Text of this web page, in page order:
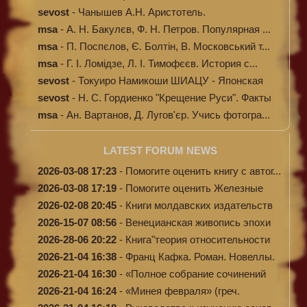
Происхождение...
sevost - Чанышев А.Н. Аристотель.
msa - А. Н. Бакулєв, Ф. Н. Петров. Популярная ...
msa - П. Поспєлов, Є. Болтін, В. Московський т...
msa - Г. І. Ломідзе, Л. І. Тимофєєв. История с...
sevost - Токуиро Намикоши ШИАЦУ - Японская
терапи...
sevost - Н. С. Гордиенко "Крещение Руси". Факты
п...
msa - Ан. Вартанов, Д. Лугов'єр. Учись фотогра...
LATEST FORUM NEWS
2026-03-08 17:23 - Помогите оценить книгу с автог...
2026-03-08 17:19 - Помогите оценить Железные
доро...
2026-02-08 20:45 - Книги молдавских издательств
2026-15-07 08:56 - Венецианская живопись эпохи
Во...
2026-28-06 20:22 - Книга"теория относительности
и...
2026-21-04 16:38 - Франц Кафка. Роман. Новеллы.
П...
2026-21-04 16:30 - «Полное собрание сочинений
А.Н...
2026-21-04 16:24- «Минея февраля» (греч.